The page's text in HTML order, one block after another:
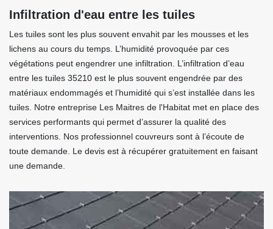
Infiltration d'eau entre les tuiles
Les tuiles sont les plus souvent envahit par les mousses et les
lichens au cours du temps. L’humidité provoquée par ces
végétations peut engendrer une infiltration. L’infiltration d’eau
entre les tuiles 35210 est le plus souvent engendrée par des
matériaux endommagés et l’humidité qui s’est installée dans les
tuiles. Notre entreprise Les Maitres de l'Habitat met en place des
services performants qui permet d’assurer la qualité des
interventions. Nos professionnel couvreurs sont à l’écoute de
toute demande. Le devis est à récupérer gratuitement en faisant
une demande.